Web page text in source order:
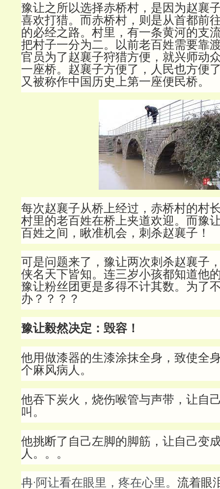
豫让之所以选择赤桥村，是因为赵襄
喜欢打猎。而赤桥村，则是从首都前
的必经之路。村里，有一条黄河的支
把村子一分为二。以前老百姓需要靠
官员为了赵襄子狩猎方便，就兴师动
一座桥。赵襄子方便了，人民也方便
又被称作中国历史上第一座便民桥。
每次赵襄子从桥上经过，赤桥村的村
村里的老百姓在桥上夹道欢迎。而豫
百姓之间，瞅准机会，刺杀赵襄子！
可是问题来了，豫让两次刺杀赵襄子
侠名天下皆知。连三岁小孩都知道他
豫让粉丝团更是多得不计其数。为了
办？？？？
豫让毅然决定：毁容！
他用做漆器的生漆涂抹全身，致使全
个麻风病人。
他吞下炭火，烧伤喉管与声带，让自
叫。
他挑断了自己左脚的脚筋，让自己变
人。。。
冉·阿让看在眼里，疼在心里。 流着眼